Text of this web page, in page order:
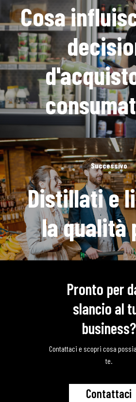
Cosa
Successivo
Distillati e
la qualità
Pronto per
slancio al
business?
Contattaci e scopri cosa
te.
Contattaci